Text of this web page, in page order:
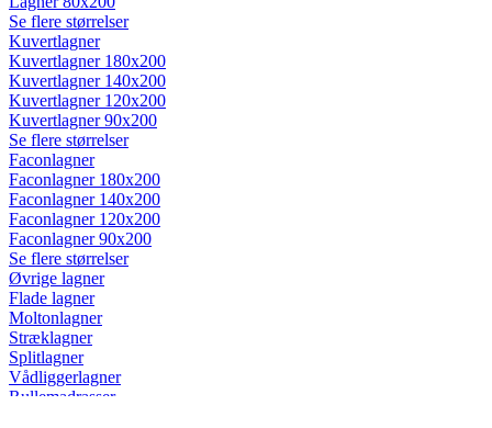
Se flere størrelser
Kuvertlagner
Kuvertlagner 180x200
Kuvertlagner 140x200
Kuvertlagner 120x200
Kuvertlagner 90x200
Se flere størrelser
Faconlagner
Faconlagner 180x200
Faconlagner 140x200
Faconlagner 120x200
Faconlagner 90x200
Se flere størrelser
Øvrige lagner
Flade lagner
Moltonlagner
Stræklagner
Splitlagner
Vådliggerlagner
Rullemadrasser